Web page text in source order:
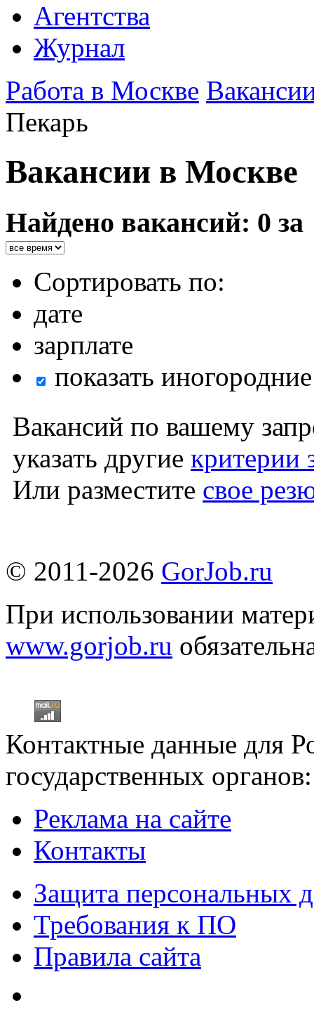
Агентства
Журнал
Работа в Москве
Пекарь
Вакансии в Москве
Найдено вакансий: 0 за
Сортировать по:
дате
зарплате
показать
Вакансий по вашему
указать другие критерии
Или разместите свое
© 2011-2026 GorJob.ru
При использовании
www.gorjob.ru
Контактные данные для
государственных
Реклама на сайте
Контакты
Защита персональных
Требования к ПО
Правила сайта